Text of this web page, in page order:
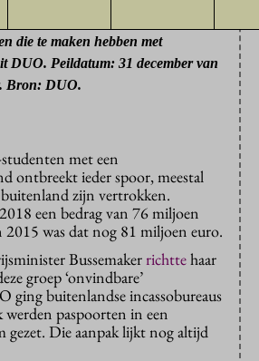
die te maken hebben met
DUO. Peildatum: 31 december van
Bron: DUO.
met een
ontbreekt ieder spoor, meestal
zijn vertrokken.
een bedrag van 76 miljoen
2015 was dat nog 81 miljoen euro.
Bussemaker richttehaar
groep ‘onvindbare’
ging buitenlandse incassobureaus
werden paspoorten in een
gezet. Die aanpak lijkt nog altijd